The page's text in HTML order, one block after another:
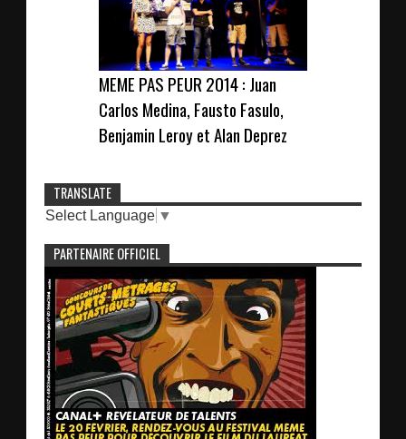
MEME PAS PEUR 2014 : Juan
Carlos Medina, Fausto Fasulo,
Benjamin Leroy et Alan Deprez
TRANSLATE
Select Language ▼
PARTENAIRE OFFICIEL